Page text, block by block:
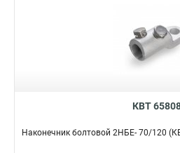
КВТ
Наконечник болтовой 2НБЕ- 70/120